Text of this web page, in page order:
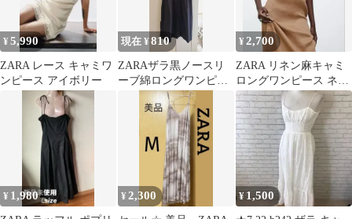
¥5,990
ZARA レース キャミワ
ンピース アイボリー
現在 ¥810
ZARAザラ黒ノースリ
ーブ綿ロングワンピー
¥2,700
ZARA リネン麻キャミ
ロングワンピース ネオ
ンカラー花柄刺繍
¥ 1,980 ¥ 2,300 ¥ 1,500